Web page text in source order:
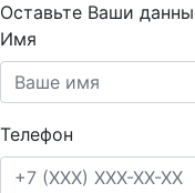
Оставьте Ваши
Имя
Телефон